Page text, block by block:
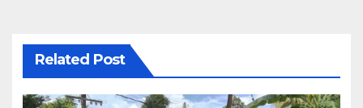
Related Post